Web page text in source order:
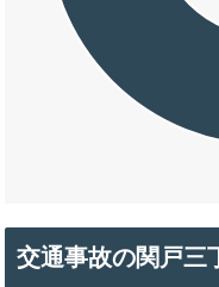
交通事故の関戸三